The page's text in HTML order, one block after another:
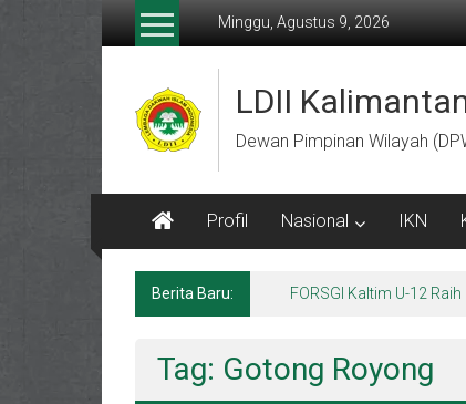
Lompat
Minggu, Agustus 9, 2026
LDII
Dewan Pimpinan Wilayah
Profil Nasional IKN
Berita Baru: FORSGI Kaltim U-12
Tag: Gotong Royong